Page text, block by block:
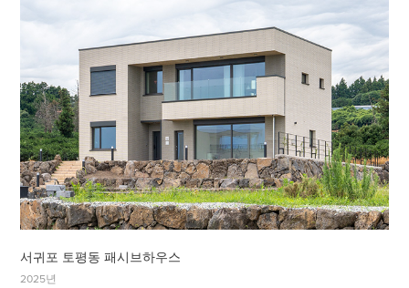
서귀포 토평동 패시브하우스
2025년